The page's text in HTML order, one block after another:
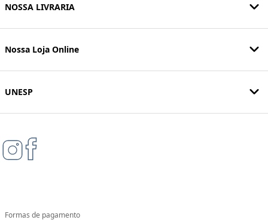
NOSSA LIVRARIA
Nossa Loja Online
UNESP
Formas de pagamento